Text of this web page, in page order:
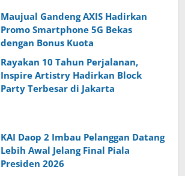
Maujual Gandeng AXIS Hadirkan
Promo Smartphone 5G Bekas
dengan Bonus Kuota
Rayakan 10 Tahun Perjalanan,
Inspire Artistry Hadirkan Block
Party Terbesar di Jakarta
KAI Daop 2 Imbau Pelanggan Datang
Lebih Awal Jelang Final Piala
Presiden 2026